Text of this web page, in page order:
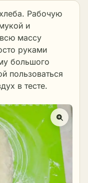
Рабочую
и
массу
руками
большого
пользоваться
в тесте.